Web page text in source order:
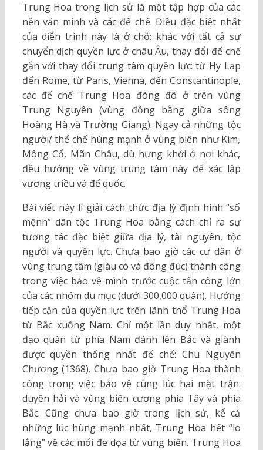
Trung Hoa trong lịch sử là một tập hợp của các
nền văn minh và các đế chế. Điều đặc biệt nhất
của diễn trình này là ở chỗ: khác với tất cả sự
chuyển dịch quyền lực ở châu Âu, thay đổi đế chế
gắn với thay đổi trung tâm quyền lực: từ Hy Lạp
đến Rome, từ Paris, Vienna, đến Constantinople,
các đế chế Trung Hoa đóng đô ở trên vùng
Trung Nguyên (vùng đồng bằng giữa sông
Hoàng Hà và Trường Giang). Ngay cả những tộc
người/ thể chế hùng mạnh ở vùng biên như Kim,
Mông Cổ, Mãn Châu, dù hưng khởi ở nơi khác,
đều hướng về vùng trung tâm này để xác lập
vương triều và đế quốc.
Bài viết này lí giải cách thức địa lý định hình “số
mệnh” dân tộc Trung Hoa bằng cách chỉ ra sự
tương tác đặc biệt giữa địa lý, tài nguyên, tộc
người và quyền lực. Chưa bao giờ các cư dân ở
vùng trung tâm (giàu có và đông đúc) thành công
trong việc bảo vệ mình trước cuộc tấn công lớn
của các nhóm du mục (dưới 300,000 quân). Hướng
tiếp cận của quyền lực trên lãnh thổ Trung Hoa
từ Bắc xuống Nam. Chỉ một lần duy nhất, một
đạo quân từ phía Nam đánh lên Bắc và giành
được quyền thống nhất đế chế: Chu Nguyên
Chương (1368). Chưa bao giờ Trung Hoa thành
công trong việc bảo vệ cùng lúc hai mặt trận:
duyên hải và vùng biên cương phía Tây và phía
Bắc. Cũng chưa bao giờ trong lịch sử, kể cả
những lúc hùng mạnh nhất, Trung Hoa hết “lo
lắng” về các mối đe dọa từ vùng biên. Trung Hoa